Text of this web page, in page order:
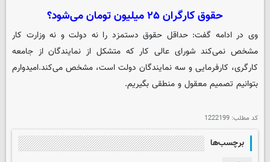
حقوق کارگران ۲۵ میلیون تومان می‌شود؟
وی در ادامه گفت: حداقل حقوق دستمزد را نه دولت و نه وزارت کار
مشخص نمی‌کند شورای عالی کار که متشکل از نمایندگان از جامعه
کارگری، کارفرمایی و سه نمایندگان دولت است‌، مشخص می‌کند.امیدوارم
بتوانیم تصمیم معقول و منطقی بگیریم.
کد مطلب: 1222199
برچسب‌ها